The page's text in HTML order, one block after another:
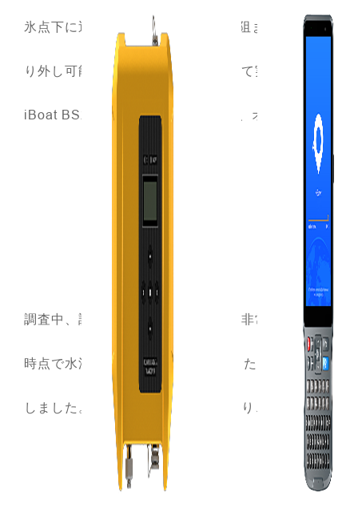
氷点下に近い水温にもiBoat BS2は阻まれることなく
り外し可能なダクトプロペラによって実現しました。
iBoat BS2の精度は相変わらず高く、オフセット誤差
調査中、調査員はデータギャップが非常に大きいこ
時点で水深は80メートルに達しました。しかし、
しました。その優れた測深性能により、水深を容易に